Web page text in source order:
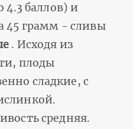
4.3 баллов) и
45 грамм - сливы
. Исходя из
плоды
сладкие, с
средняя.